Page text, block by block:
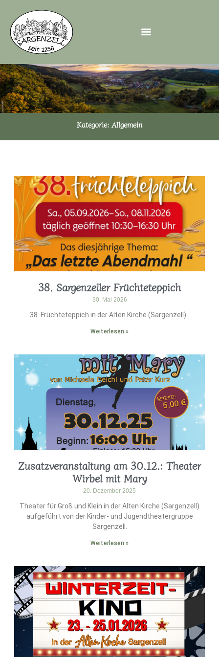
Inhalt
springen
Kategorie: Allgemein
38. Sargenzeller Früchteteppich
30. Mai 2026
38. Früchteteppich in der Alten Kirche (Sargenzell) .
Weiterlesen »
Zusatzveranstaltung am 30.12.: Theater
Wirbel mit Mary
20. Dezember 2025
Theater für Groß und Klein in der Alten Kirche (Sargenzell)
aufgeführt von der Kinder- und Jugendtheatergruppe
Sargenzell.
Weiterlesen »